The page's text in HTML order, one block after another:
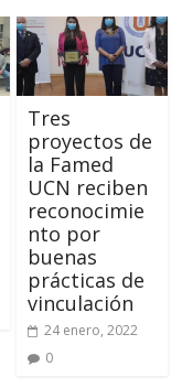
Tres
proyectos de
la Famed
UCN reciben
reconocimie
nto por
buenas
prácticas de
vinculación
24 enero, 2022
0